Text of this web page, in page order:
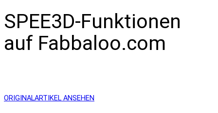
SPEE3D-Funktionen
auf Fabbaloo.com
ORIGINALARTIKEL ANSEHEN